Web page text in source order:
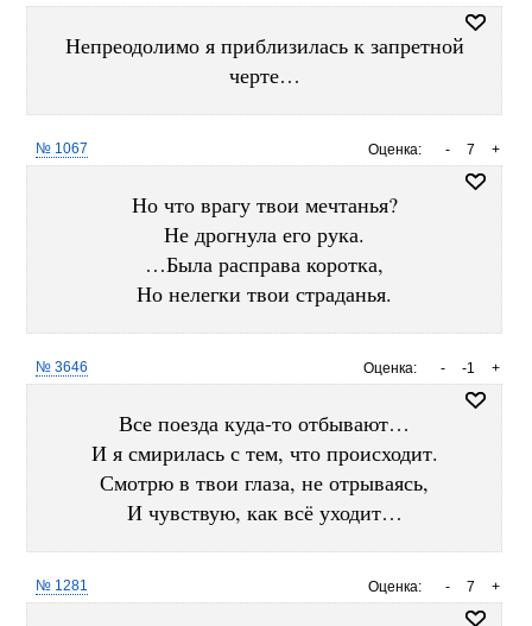
Непреодолимо я приблизилась к запретной
черте…
Оценка: +
7
-
№ 1067
Но что врагу твои мечтанья?
Не дрогнула его рука.
…Была расправа коротка,
Но нелегки твои страданья.
Оценка: +
-1
-
№ 3646
Все поезда куда-то отбывают…
И я смирилась с тем, что происходит.
Смотрю в твои глаза, не отрываясь,
И чувствую, как всё уходит…
Оценка: +
7
-
№ 1281